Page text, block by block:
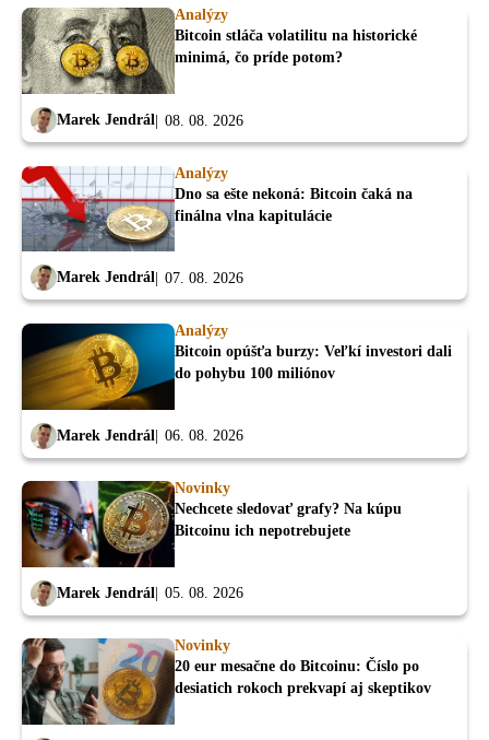
Analýzy
Bitcoin stláča volatilitu na historické
minimá, čo príde potom?
Marek Jendrál 08. 08. 2026
Analýzy
Dno sa ešte nekoná: Bitcoin čaká na
finálna vlna kapitulácie
Marek Jendrál 07. 08. 2026
Analýzy
Bitcoin opúšťa burzy: Veľkí investori dali
do pohybu 100 miliónov
Marek Jendrál 06. 08. 2026
Novinky
Nechcete sledovať grafy? Na kúpu
Bitcoinu ich nepotrebujete
Marek Jendrál 05. 08. 2026
Novinky
20 eur mesačne do Bitcoinu: Číslo po
desiatich rokoch prekvapí aj skeptikov